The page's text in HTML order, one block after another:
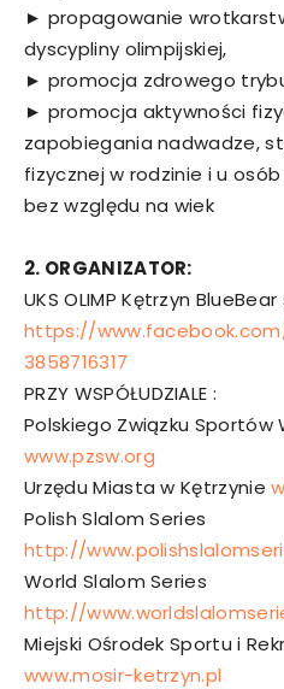
► propagowanie
dyscypliny olimpijskiej,
► promocja zdrowego
► promocja aktywności
zapobiegania nadwadze,
fizycznej w rodzinie i u
bez względu na wiek
2. ORGANIZATOR:
UKS OLIMP Kętrzyn
https://
3858716317
PRZY WSPÓŁUDZIALE :
Polskiego Związku Sportów
www.pzsw.org
Urzędu Miasta w Kętrzynie
Polish Slalom Series
http://
World Slalom Series
http://
Miejski Ośrodek Sportu i
www.mosir-ketrzyn.pl